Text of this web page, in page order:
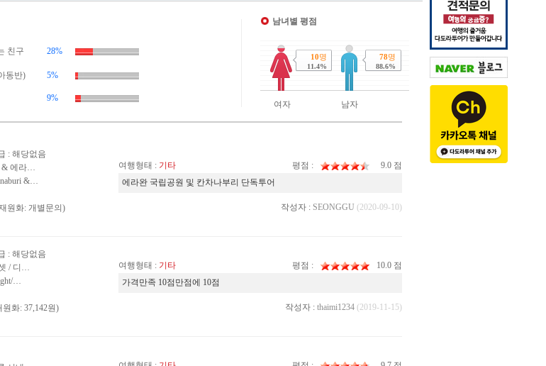
친구 28%
동반) 5%
9%
남녀별 평점
10명
11.4%
78명
88.6%
여자 남자
: 해당없음
& 에라…
&…
원화: 개별문의)
여행형태 : 기타 평점 :
9.0 점
에라완 국립공원 및 칸차나부리 단독투어
작성자 : SEONGGU (2020-09-10)
: 해당없음
/ 디…
…
화: 37,142원)
여행형태 : 기타 평점 :
10.0 점
가격만족 10점만점에 10점
작성자 : thaimi1234 (2019-11-15)